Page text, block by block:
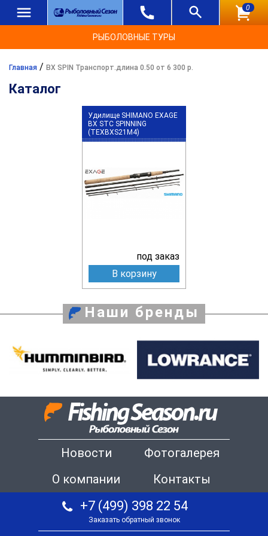
0
РЫБОЛОВНЫЕ ТУРЫ
Главная / BX SPIN Транспорт.длина 0.50 от 6 300 р.
Каталог
Удилище SHIMANO EXAGE
BX STC SPINNING
(TEXBXS21M4)
под заказ
В корзину
Наши бренды
Новости
Фотогалерея
О компании
Контакты
+7 (499) 398 22 54
Заказать обратный звонок